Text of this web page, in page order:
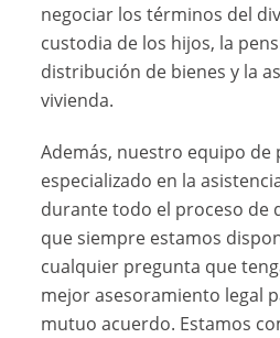
negociar los términos del
custodia de los hijos, la
distribución de bienes y la
vivienda.
Además, nuestro equipo de
especializado en la
durante todo el proceso de
que siempre estamos
cualquier pregunta que
mejor asesoramiento legal
mutuo acuerdo. Estamos